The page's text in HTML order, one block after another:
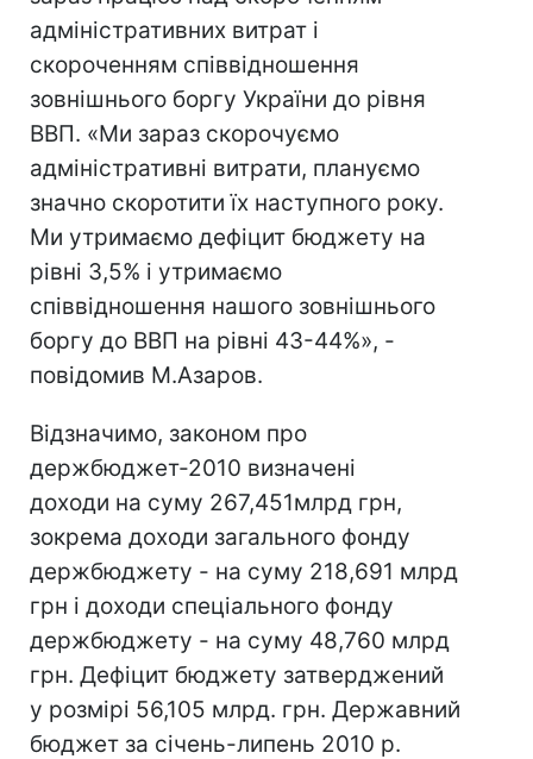
адміністративних витрат і
скороченням співвідношення
зовнішнього боргу України до рівня
ВВП. «Ми зараз скорочуємо
адміністративні витрати, плануємо
значно скоротити їх наступного року.
Ми утримаємо дефіцит бюджету на
рівні 3,5% і утримаємо
співвідношення нашого зовнішнього
боргу до ВВП на рівні 43-44%», -
повідомив М.Азаров.
Відзначимо, законом про
держбюджет-2010 визначені
доходи на суму 267,451млрд грн,
зокрема доходи загального фонду
держбюджету - на суму 218,691 млрд
грн і доходи спеціального фонду
держбюджету - на суму 48,760 млрд
грн. Дефіцит бюджету затверджений
у розмірі 56,105 млрд. грн. Державний
бюджет за січень-липень 2010 р.